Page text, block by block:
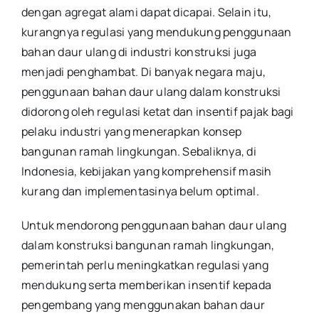
dengan agregat alami dapat dicapai. Selain itu,
kurangnya regulasi yang mendukung penggunaan
bahan daur ulang di industri konstruksi juga
menjadi penghambat. Di banyak negara maju,
penggunaan bahan daur ulang dalam konstruksi
didorong oleh regulasi ketat dan insentif pajak bagi
pelaku industri yang menerapkan konsep
bangunan ramah lingkungan. Sebaliknya, di
Indonesia, kebijakan yang komprehensif masih
kurang dan implementasinya belum optimal.
Untuk mendorong penggunaan bahan daur ulang
dalam konstruksi bangunan ramah lingkungan,
pemerintah perlu meningkatkan regulasi yang
mendukung serta memberikan insentif kepada
pengembang yang menggunakan bahan daur